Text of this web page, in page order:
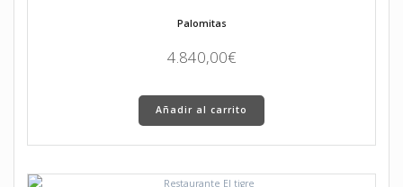
Palomitas
4.840,00€
Añadir al carrito